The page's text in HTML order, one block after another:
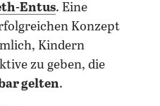
Entus. Eine
Konzept
Kindern
zu geben, die
gelten.